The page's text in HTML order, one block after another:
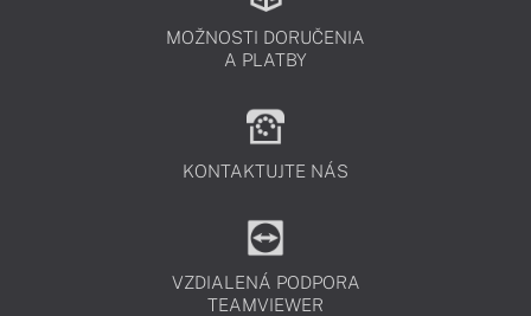
MOŽNOSTI DORUČENIA
A PLATBY
KONTAKTUJTE NÁS
VZDIALENÁ PODPORA
TEAMVIEWER